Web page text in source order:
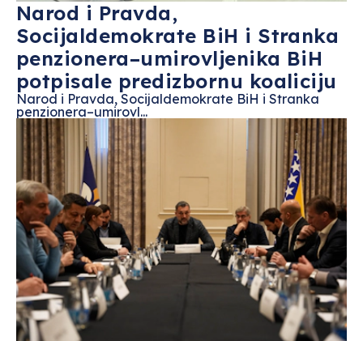
Narod i Pravda,
Socijaldemokrate BiH i Stranka
penzionera–umirovljenika BiH
potpisale predizbornu koaliciju
Narod i Pravda, Socijaldemokrate BiH i Stranka
penzionera–umirovl...